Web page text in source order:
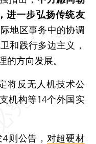
进一步弘扬传统友
地区事务中的协调
和践行多边主义，
的方向发展。
将反无人机技术公
机构等14个外国实
则公告， 对超硬材